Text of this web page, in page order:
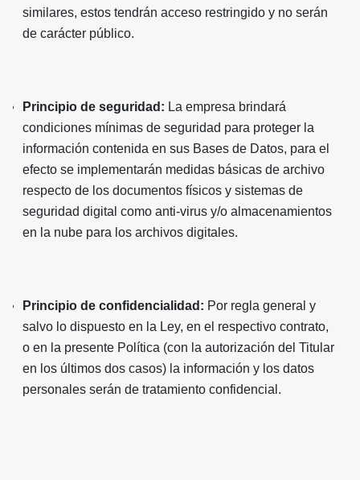
similares, estos tendrán acceso restringido y no serán
de carácter público.
Principio de seguridad: La empresa brindará
condiciones mínimas de seguridad para proteger la
información contenida en sus Bases de Datos, para el
efecto se implementarán medidas básicas de archivo
respecto de los documentos físicos y sistemas de
seguridad digital como anti-virus y/o almacenamientos
en la nube para los archivos digitales.
Principio de confidencialidad: Por regla general y
salvo lo dispuesto en la Ley, en el respectivo contrato,
o en la presente Política (con la autorización del Titular
en los últimos dos casos) la información y los datos
personales serán de tratamiento confidencial.